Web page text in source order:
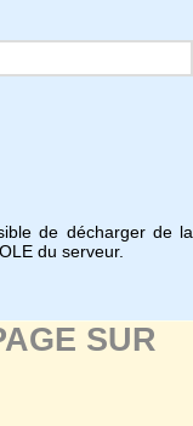
de décharger de la
du serveur.
SUR